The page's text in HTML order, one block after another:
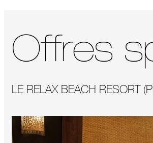
Offres
LE RELAX BEACH RESORT